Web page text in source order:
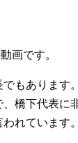
画です。
もあります。
橋下代表に
れています。